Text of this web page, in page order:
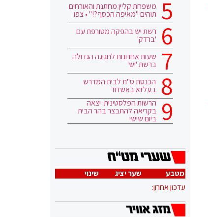
משפחת קליין מחתנת והאורחים
תוהים "מאיפה הכסף?!" • צפו
רשת יש בהפקה מטורפת עם
'ברדק'
שעות אחרונות לחגיגה הגדולה
ברשת 'יש'
הכנסת ס"ת לבית המדרש
בעלזא באשדוד
הרשות הפלסטינית: יצאה
בקריאה להתבצר בהר הבית
ביום שישי
מטבע שער יציג
שינוי
עדכון אחרון: